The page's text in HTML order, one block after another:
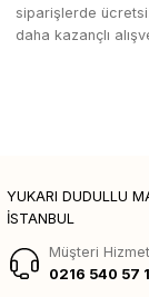
siparişlerde
daha kazançlı
YUKARI DUDULLU
İSTANBUL
Müşteri
0216 540 57